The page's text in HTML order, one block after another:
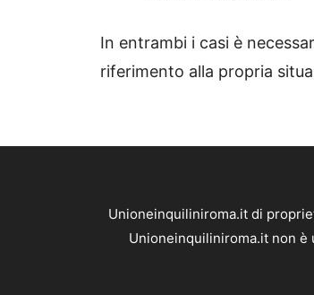
In entrambi i casi è
riferimento alla propria
Unioneinquiliniroma.it di
Unioneinquiliniroma.it non è